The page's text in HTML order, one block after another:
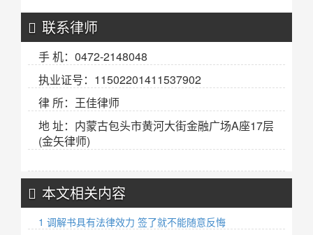
联系律师
手 机：0472-2148048
执业证号：11502201411537902
律 所：王佳律师
地 址：内蒙古包头市黄河大街金融广场A座17层
(金矢律师)
本文相关内容
1 调解书具有法律效力 签了就不能随意反悔